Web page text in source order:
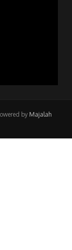
by Majalah